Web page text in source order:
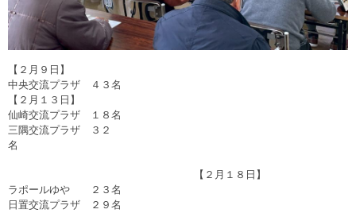
【２月９日】
中央交流プラザ ４３名
【２月１３日】
仙崎交流プラザ １８名
三隅交流プラザ ３２
名
【２月１８日】
ラポールゆや ２３名
日置交流プラザ ２９名